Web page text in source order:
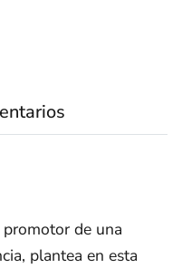
de una
plantea en esta